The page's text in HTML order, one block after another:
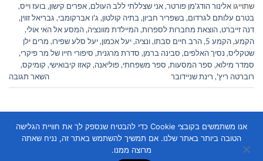
שתוייגו אלינור הודג'מן פורטר,אני שצללתי ללב העולם,אפרים קישון, בועז וייס,
בטרם עלותם לגרדום, בשפריר חביון, בתיה קולטון, ג'ו אברקומבי, גבריאל זווין,
דנה זייברט,הוצאת מחברות לספרות,המיילדת מוונציה,המסע אל האי אולי,
הקמע,הקמע 5 ,הרב חיים סבתו,ונציה,יעל אכמון,יעל סלע שפירו, מרים ילן
שטקליס, נסיך האלפים, סבינה ברמן, סדרת מרגנית, סיפורי חייו של מר פיקרי,
סמדר מילוא, ספר המסעות, ספר משפחתי,פוליאנה, קאזו קיבואישי, קומיקס,
רוברטה ריץ', רינת שניידובר השאר תגובה
אנו משתמשים בקובצי Cookie כדי להבטיח שנספק לך את חוויית הגלישה
הטובה ביותר באתר שלנו. אם תמשיך להשתמש באתר זה, נניח שאתה
מרוצה ממנו.